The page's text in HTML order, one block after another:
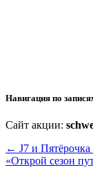
Навигация по
Сайт акции:
← J7 и
«Открой сезон